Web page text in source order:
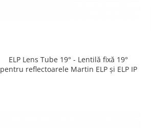
ELP Lens Tube 19° - Lentilă fixă 19°
pentru reflectoarele Martin ELP și ELP IP